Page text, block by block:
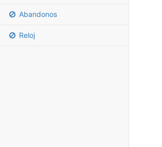
Abandonos
Reloj